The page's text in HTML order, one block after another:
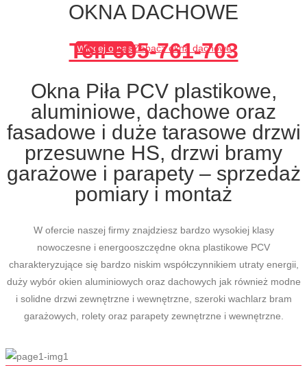
OKNA DACHOWE
Więcej o nasZobacz okna dachowe
Tel. 605-761-703
Okna Piła PCV plastikowe,
aluminiowe, dachowe oraz
fasadowe i duże tarasowe drzwi
przesuwne HS, drzwi bramy
garażowe i parapety – sprzedaż
pomiary i montaż
W ofercie naszej firmy znajdziesz bardzo wysokiej klasy
nowoczesne i energooszczędne okna plastikowe PCV
charakteryzujące się bardzo niskim współczynnikiem utraty energii,
duży wybór okien aluminiowych oraz dachowych jak również modne
i solidne drzwi zewnętrzne i wewnętrzne, szeroki wachlarz bram
garażowych, rolety oraz parapety zewnętrzne i wewnętrzne.